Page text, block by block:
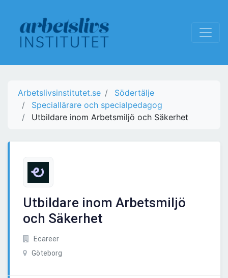
Arbetslivsinstitutet.se
Södertälje
Speciallärare och specialpedagog
Utbildare inom Arbetsmiljö och Säkerhet
Utbildare inom Arbetsmiljö
och Säkerhet
Ecareer
Göteborg